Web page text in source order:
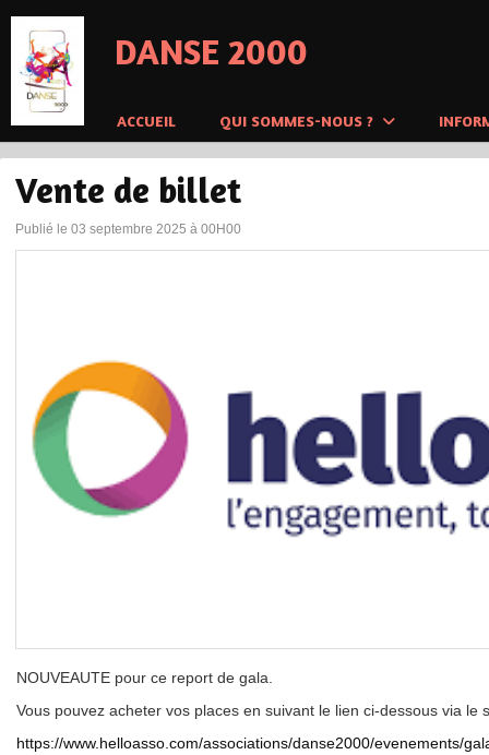
DANSE 2000
ACCUEIL QUI SOMMES-NOUS ?
Vente de billet
Publié le 03 septembre 2025 à 00H00
NOUVEAUTE pour ce report de gala.
Vous pouvez acheter vos places en suivant le lien ci-dessous via le
https://www.helloasso.com/associations/danse2000/evenements/